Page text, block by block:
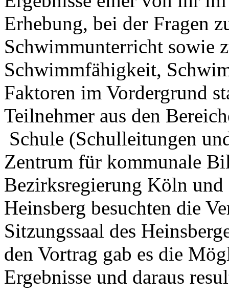
Erhebung, bei der Fragen
Schwimmunterricht sowie
Schwimmfähigkeit,
Faktoren im Vordergrund
Teilnehmer aus den
Schule (Schulleitungen
Zentrum für kommunale
Bezirksregierung Köln
Heinsberg besuchten die
Sitzungssaal des
den Vortrag gab es die
Ergebnisse und daraus